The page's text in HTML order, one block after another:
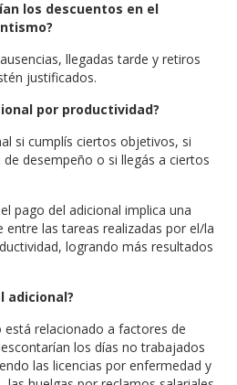
los descuentos en el
llegadas tarde y retiros
justificados.
por productividad?
si cumplís ciertos objetivos, si
desempeño o si llegás a ciertos
pago del adicional implica una
entre las tareas realizadas por el/la
logrando más resultados
adicional?
está relacionado a factores de
los días no trabajados
las licencias por enfermedad y